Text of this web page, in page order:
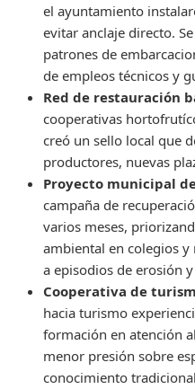
el ayuntamiento
evitar anclaje directo.
patrones de
de empleos técnicos y
Red de restauración
cooperativas
creó un sello local que
productores, nuevas
Proyecto municipal
campaña de
varios meses,
ambiental en colegios
a episodios de erosión
Cooperativa de
hacia turismo
formación en atención
menor presión sobre
conocimiento